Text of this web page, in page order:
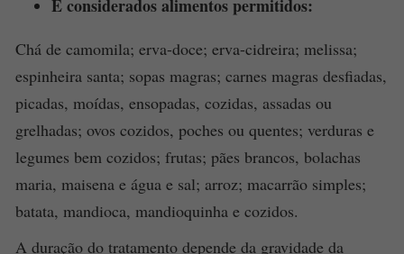
E considerados alimentos permitidos:
Chá de camomila; erva-doce; erva-cidreira; melissa;
espinheira santa; sopas magras; carnes magras desfiadas,
picadas, moídas, ensopadas, cozidas, assadas ou
grelhadas; ovos cozidos, poches ou quentes; verduras e
legumes bem cozidos; frutas; pães brancos, bolachas
maria, maisena e água e sal; arroz; macarrão simples;
batata, mandioca, mandioquinha e cozidos.
A duração do tratamento depende da gravidade da